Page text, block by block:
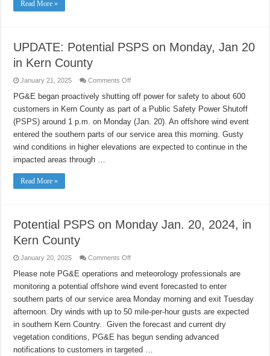
Read More »
UPDATE: Potential PSPS on Monday, Jan 20
in Kern County
January 21, 2025 Comments Offon
Potential
PSPS
on
Jan
in
Kern
County
PG&E began proactively shutting off power for safety to about 600
customers in Kern County as part of a Public Safety Power Shutoff
(PSPS) around 1 p.m. on Monday (Jan. 20). An offshore wind event
entered the southern parts of our service area this morning. Gusty
wind conditions in higher elevations are expected to continue in the
impacted areas through …
Read More »
Potential PSPS on Monday Jan. 20, 2024, in
Kern County
January 20, 2025 Comments Offon
PSPS
on
Monday
20,
2024,
in
Kern
County
Please note PG&E operations and meteorology professionals are
monitoring a potential offshore wind event forecasted to enter
southern parts of our service area Monday morning and exit Tuesday
afternoon. Dry winds with up to 50 mile-per-hour gusts are expected
in southern Kern Country. Given the forecast and current dry
vegetation conditions, PG&E has begun sending advanced
notifications to customers in targeted …